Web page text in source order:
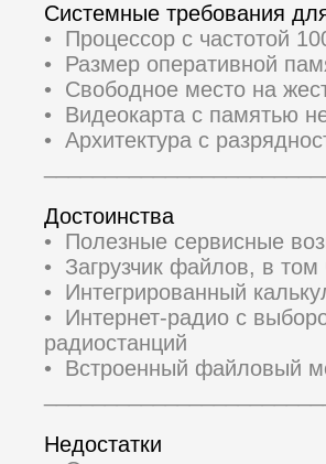
Системные требования
• Процессор с частотой
• Размер оперативной
• Свободное место на
• Видеокарта с памятью
• Архитектура с
Достоинства
• Полезные сервисные
• Загрузчик файлов, в том
• Интегрированный
• Интернет-радио с
радиостанций
• Встроенный файловый
Недостатки